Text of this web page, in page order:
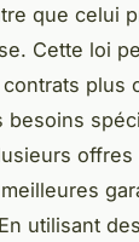
que celui
Cette loi
plus
besoins
utilisant